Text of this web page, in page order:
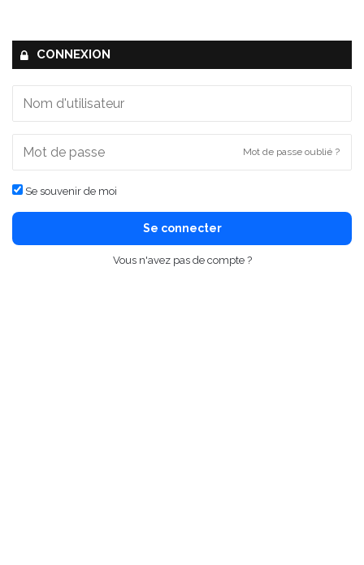
CONNEXION
Mot de passe oublié ?
Se souvenir de moi
Se connecter
Vous n'avez pas de compte ?